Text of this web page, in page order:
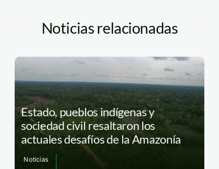
Noticias relacionadas
Estado, pueblos indígenas y
sociedad civil resaltaron los
actuales desafíos de la Amazonía
Noticias